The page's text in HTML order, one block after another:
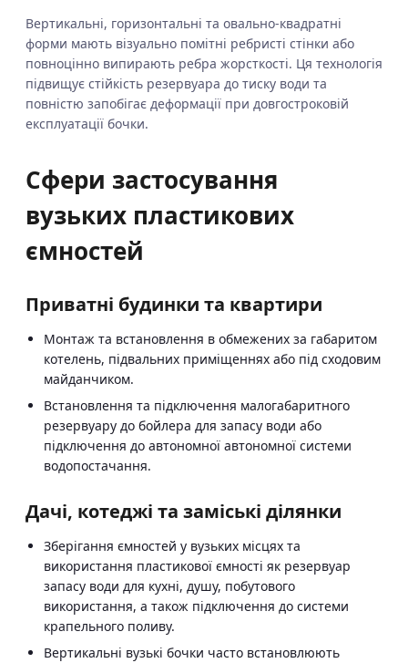
Вертикальні, горизонтальні та овально-квадратні
форми мають візуально помітні ребристі стінки або
повноцінно випирають ребра жорсткості. Ця технологія
підвищує стійкість резервуара до тиску води та
повністю запобігає деформації при довгостроковій
експлуатації бочки.
Сфери застосування
вузьких пластикових
ємностей
Приватні будинки та квартири
Монтаж та встановлення в обмежених за габаритом
котелень, підвальних приміщеннях або під сходовим
майданчиком.
Встановлення та підключення малогабаритного
резервуару до бойлера для запасу води або
підключення до автономної автономної системи
водопостачання.
Дачі, котеджі та заміські ділянки
Зберігання ємностей у вузьких місцях та
використання пластикової ємності як резервуар
запасу води для кухні, душу, побутового
використання, а також підключення до системи
крапельного поливу.
Вертикальні вузькі бочки часто встановлюють